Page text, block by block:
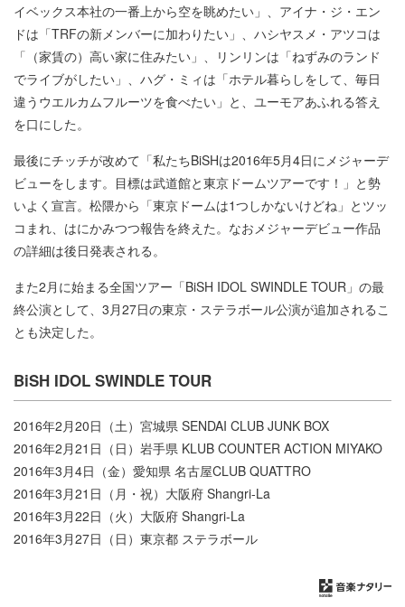
イベックス本社の一番上から空を眺めたい」、アイナ・ジ・エン
ドは「TRFの新メンバーに加わりたい」、ハシヤスメ・アツコは
「（家賃の）高い家に住みたい」、リンリンは「ねずみのランド
でライブがしたい」、ハグ・ミィは「ホテル暮らしをして、毎日
違うウエルカムフルーツを食べたい」と、ユーモアあふれる答え
を口にした。
最後にチッチが改めて「私たちBiSHは2016年5月4日にメジャーデ
ビューをします。目標は武道館と東京ドームツアーです！」と勢
いよく宣言。松隈から「東京ドームは1つしかないけどね」とツッ
コまれ、はにかみつつ報告を終えた。なおメジャーデビュー作品
の詳細は後日発表される。
また2月に始まる全国ツアー「BiSH IDOL SWINDLE TOUR」の最
終公演として、3月27日の東京・ステラボール公演が追加されるこ
とも決定した。
BiSH IDOL SWINDLE TOUR
2016年2月20日（土）宮城県 SENDAI CLUB JUNK BOX
2016年2月21日（日）岩手県 KLUB COUNTER ACTION MIYAKO
2016年3月4日（金）愛知県 名古屋CLUB QUATTRO
2016年3月21日（月・祝）大阪府 Shangri-La
2016年3月22日（火）大阪府 Shangri-La
2016年3月27日（日）東京都 ステラボール